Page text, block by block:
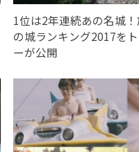
1位は2年連続あの名城
の城ランキング2017を
ーが公開